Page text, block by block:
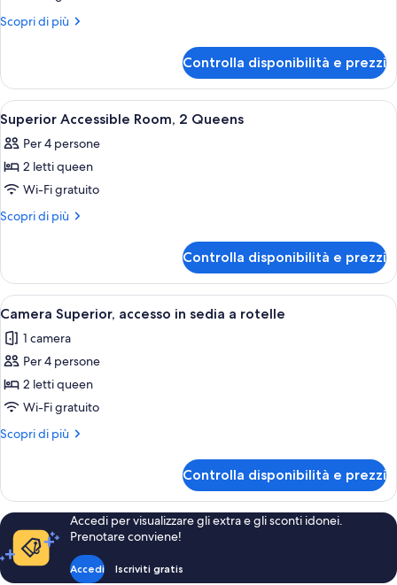
One
King
Bed
Suite
Scopri di più
Altri
Bedroom
Superior
King
Bed
Suite
Controlla disponibilità e prezzi
Apri
tutte
le
foto
per
Superior
2
Queens
Biancheria da letto di alta qualità,
5
Superior Accessible Room, 2 Queens
Per 4 persone
2 letti queen
Wi-Fi gratuito
Scopri di più
Altri
Accessible
Room,
2
Controlla disponibilità e prezzi
Apri
tutte
le
foto
per
Camera
Superior,
accesso
sedia
rotelle
Camera d'albergo con due letti, una
5
Camera Superior, accesso in sedia a rotelle
1 camera
Per 4 persone
2 letti queen
Wi-Fi gratuito
Scopri di più
Altri
Superior,
accesso
in
sedia
a
rotelle
Controlla disponibilità e prezzi
Accedi per visualizzare gli extra e gli sconti idonei.
Prenotare conviene!
Accedi Iscriviti gratis